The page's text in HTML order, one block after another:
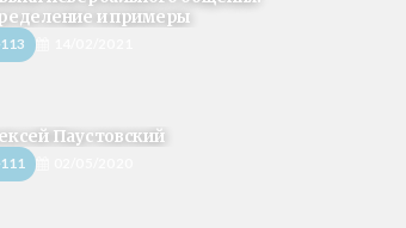
и примеры
113
Паустовский
111